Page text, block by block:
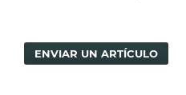
ENVIAR UN ARTÍCULO